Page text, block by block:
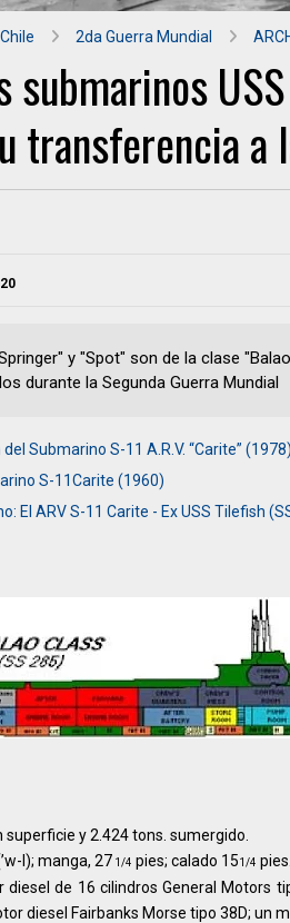
.Chile 2da Guerra Mundial
transferencia a
y "Spot" son de la clase
durante la Segunda Guerra Mundial
Submarino S-11 A.R.V. “Carite” (1978)
S-11Carite (1960)
El ARV S-11 Carite - Ex USS Tilefish
superficie y 2.424 tons. sumergido.
l); manga, 27 1/4 pies; calado 151/4 pies.
diesel de 16 cilindros General Motors
diesel Fairbanks Morse tipo 38D; un